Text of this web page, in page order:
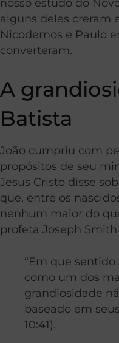
nosso estudo do
alguns deles creram
Nicodemos e Paulo
converteram.
A
Batista
João cumpriu com
propósitos de seu
Jesus Cristo disse
que, entre os
nenhum maior do
profeta Joseph
“Em que sentido
como um dos
grandiosidade
baseado em
10:41).